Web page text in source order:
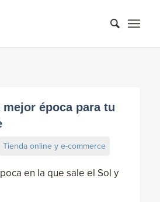
época para tu
Tienda online y e-commerce
en la que sale el Sol y